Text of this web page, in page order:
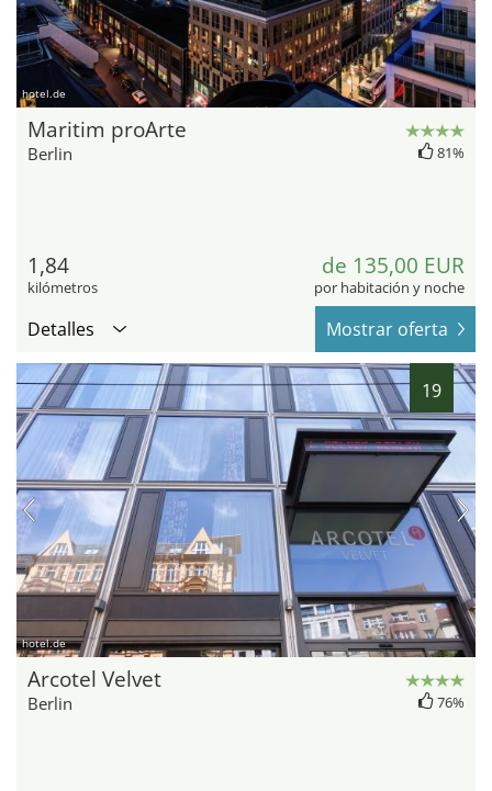
hotel.de
Maritim proArte
Berlin 81%
1,84
kilómetros
de 135,00 EUR
por habitación y noche
Detalles Mostrar oferta
19
hotel.de
Arcotel Velvet
Berlin 76%